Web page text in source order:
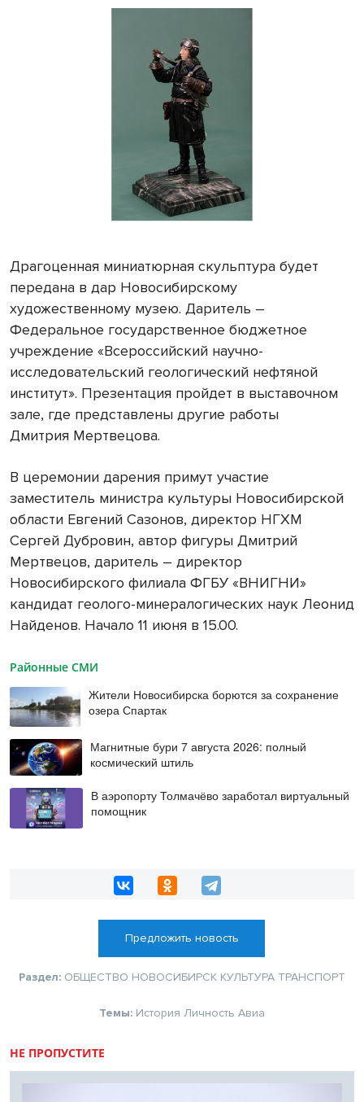
Драгоценная миниатюрная скульптура будет
передана в дар Новосибирскому
художественному музею. Даритель –
Федеральное государственное бюджетное
учреждение «Всероссийский научно-
исследовательский геологический нефтяной
институт». Презентация пройдет в выставочном
зале, где представлены другие работы
Дмитрия Мертвецова.
В церемонии дарения примут участие
заместитель министра культуры Новосибирской
области Евгений Сазонов, директор НГХМ
Сергей Дубровин, автор фигуры Дмитрий
Мертвецов, даритель – директор
Новосибирского филиала ФГБУ «ВНИГНИ»
кандидат геолого-минералогических наук Леонид
Найденов. Начало 11 июня в 15.00.
Районные СМИ
Жители Новосибирска борются за сохранение
озера Спартак
Магнитные бури 7 августа 2026: полный
космический штиль
В аэропорту Толмачёво заработал виртуальный
помощник
Предложить новость
Раздел: ОБЩЕСТВО НОВОСИБИРСК КУЛЬТУРА ТРАНСПОРТ
Темы: История Личность Авиа
НЕ ПРОПУСТИТЕ